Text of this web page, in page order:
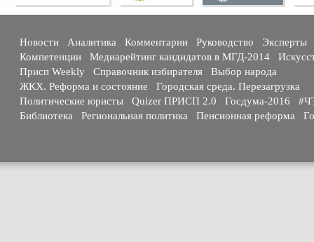
Новости Аналитика Комментарии Руководство
Эксперты
Компетенции
Медиарейтинг кандидатов в МГД-2014
Присп Weekly
Справочник избирателя
Выбор народа
ЖКХ. Реформа и состояние
Городская среда. Перезагрузка
Политические юристы
Quizer ПРИСП 2.0 Госдума-2016
Библиотека
Региональная политика Пенсионная реформа